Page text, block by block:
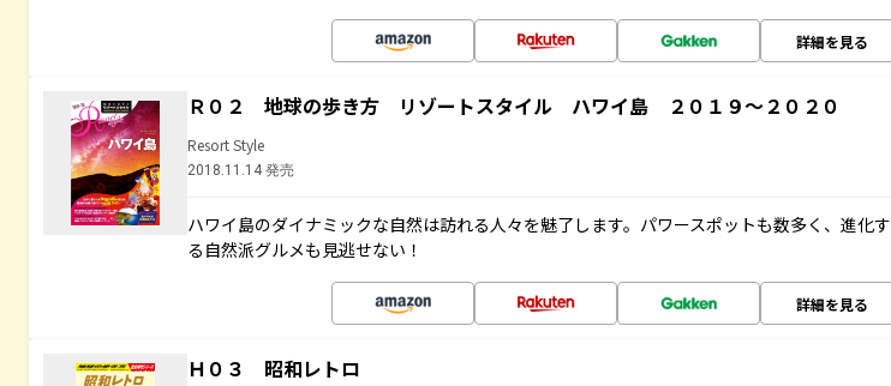
詳細を見る
Ｒ０２ 地球の歩き方 リゾートスタイル ハワイ島 ２０１９～２０２０
Resort Style
2018.11.14 発売
ハワイ島のダイナミックな自然は訪れる人々を魅了します。パワースポットも数多く、進化す
る自然派グルメも見逃せない！
詳細を見る
Ｈ０３ 昭和レトロ